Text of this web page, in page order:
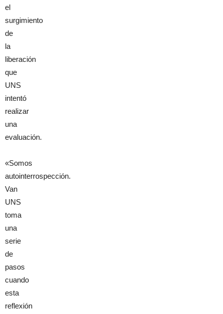
el
surgimiento
de
la
liberación
que
UNS
intentó
realizar
una
evaluación.
«Somos
autointerrospección.
Van
UNS
toma
una
serie
de
pasos
cuando
esta
reflexión